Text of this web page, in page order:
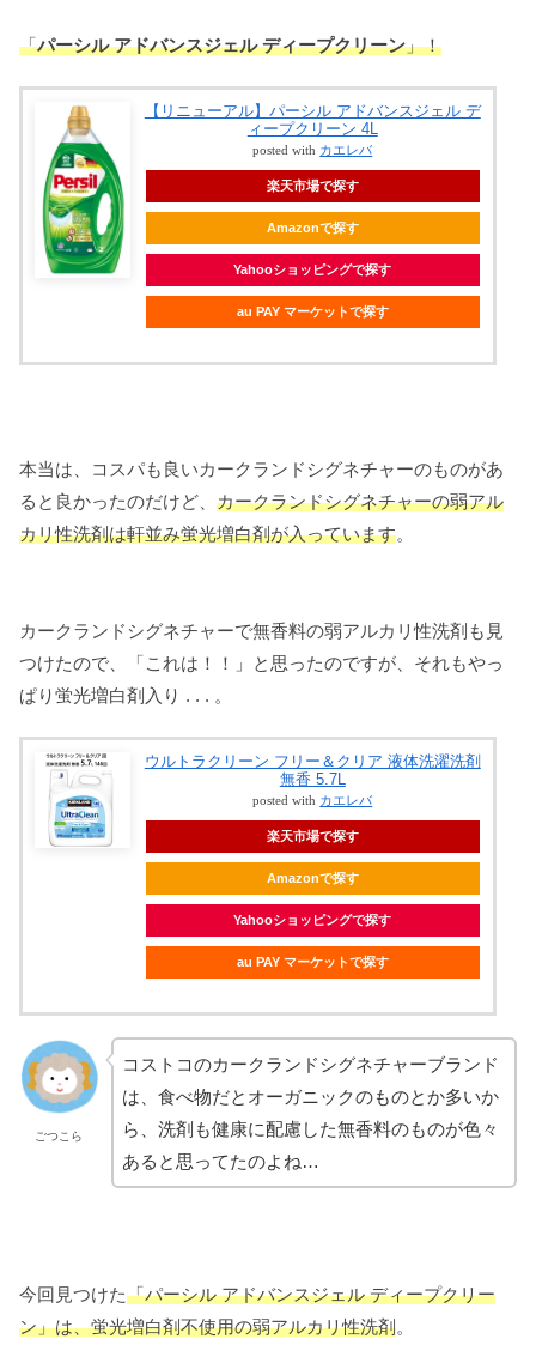
「パーシル アドバンスジェル ディープクリーン」！
【リニューアル】パーシル アドバンスジェル デ
ィープクリーン 4L
posted with カエレバ
楽天市場で探す
Amazonで探す
Yahooショッピングで探す
au PAY マーケットで探す
本当は、コスパも良いカークランドシグネチャーのものがあ
ると良かったのだけど、 カークランドシグネチャーの弱アル
カリ性洗剤は軒並み蛍光増白剤が入っています。
カークランドシグネチャーで無香料の弱アルカリ性洗剤も見
つけたので、「これは！！」と思ったのですが、それもやっ
ぱり蛍光増白剤入り . . . 。
ウルトラクリーン フリー＆クリア 液体洗濯洗剤
無香 5.7L
posted with カエレバ
楽天市場で探す
Amazonで探す
Yahooショッピングで探す
au PAY マーケットで探す
ごつこら
コストコのカークランドシグネチャーブランド
は、食べ物だとオーガニックのものとか多いか
ら、洗剤も健康に配慮した無香料のものが色々
あると思ってたのよね…
今回見つけた「パーシル アドバンスジェル ディープクリー
ン」は、蛍光増白剤不使用の弱アルカリ性洗剤。